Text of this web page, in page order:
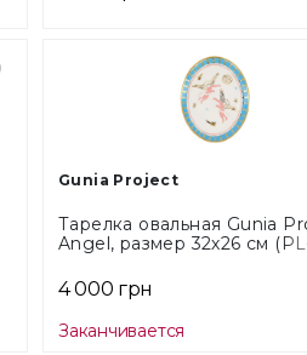
Мы
Gunia Project
Тарелка овальная Gunia
Angel, размер 32х26 см
4 000 грн
Заканчивается